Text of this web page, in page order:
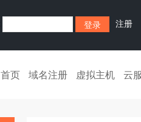
注册
首页 域名注册 虚拟主机 云